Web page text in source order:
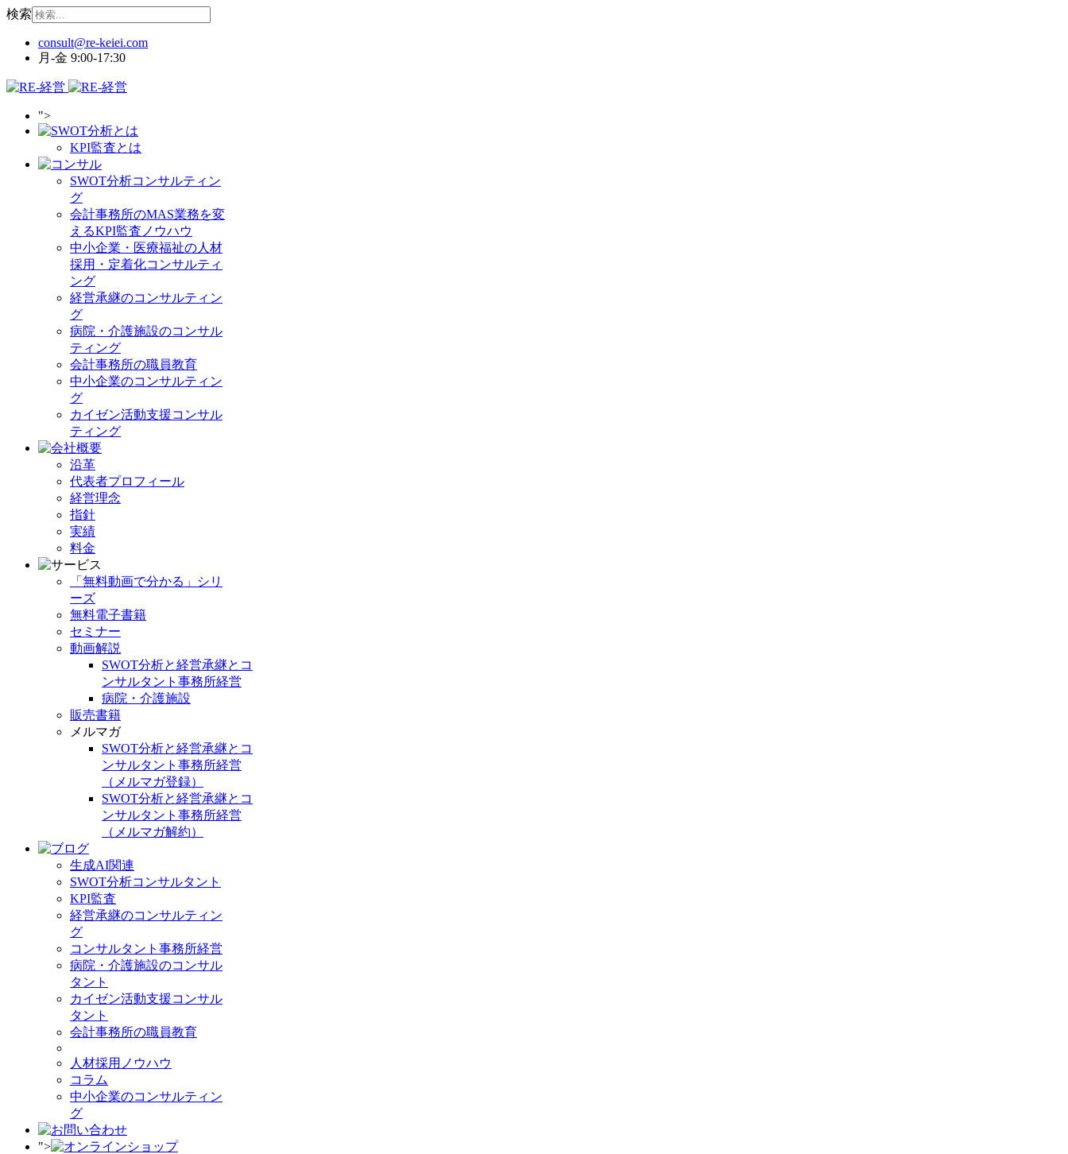
検索
月-金 9:00-17:30
">
KPI監査とは
SWOT分析コンサルティン
グ
会計事務所のMAS業務を変
えるKPI監査ノウハウ
中小企業・医療福祉の人材
採用・定着化コンサルティ
ング
経営承継のコンサルティン
グ
病院・介護施設のコンサル
ティング
会計事務所の職員教育
中小企業のコンサルティン
グ
カイゼン活動支援コンサル
ティング
沿革
代表者プロフィール
経営理念
指針
実績
料金
「無料動画で分かる」シリ
ーズ
無料電子書籍
セミナー
動画解説
SWOT分析と経営承継とコ
ンサルタント事務所経営
病院・介護施設
販売書籍
メルマガ
SWOT分析と経営承継とコ
ンサルタント事務所経営
（メルマガ登録）
SWOT分析と経営承継とコ
ンサルタント事務所経営
（メルマガ解約）
生成AI関連
SWOT分析コンサルタント
KPI監査
経営承継のコンサルティン
グ
コンサルタント事務所経営
病院・介護施設のコンサル
タント
カイゼン活動支援コンサル
タント
会計事務所の職員教育
人材採用ノウハウ
コラム
中小企業のコンサルティン
グ
">